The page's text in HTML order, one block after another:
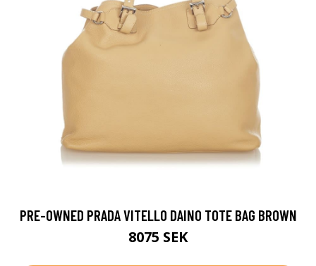
PRE-OWNED PRADA VITELLO DAINO TOTE BAG BROWN
8075 SEK